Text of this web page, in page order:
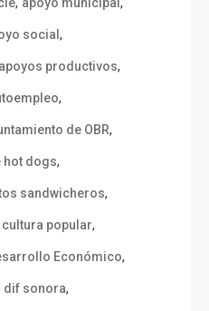
social ,
apoyos productivos,
,
de OBR,
hot dogs,
sandwicheros,
cultura popular,
Económico,
dif sonora,